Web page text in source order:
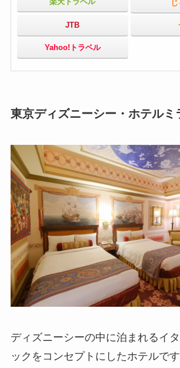
JTB
Yahoo!トラベル
東京ディズニーシー・ホテルミ
ディズニーシーの中に泊まれるイ
ックをコンセプトにしたホテルで